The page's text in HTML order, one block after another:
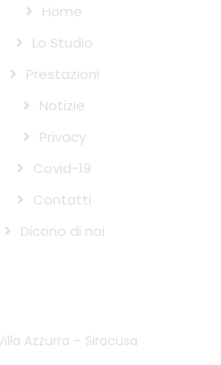
Home
Lo Studio
Prestazioni
Notizie
Privacy
Covid-19
Contatti
Dicono di noi
Azzurra – Siracusa